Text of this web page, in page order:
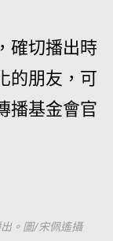
確切播出時
的朋友，可
播基金會官
。圖/宋佩遙攝